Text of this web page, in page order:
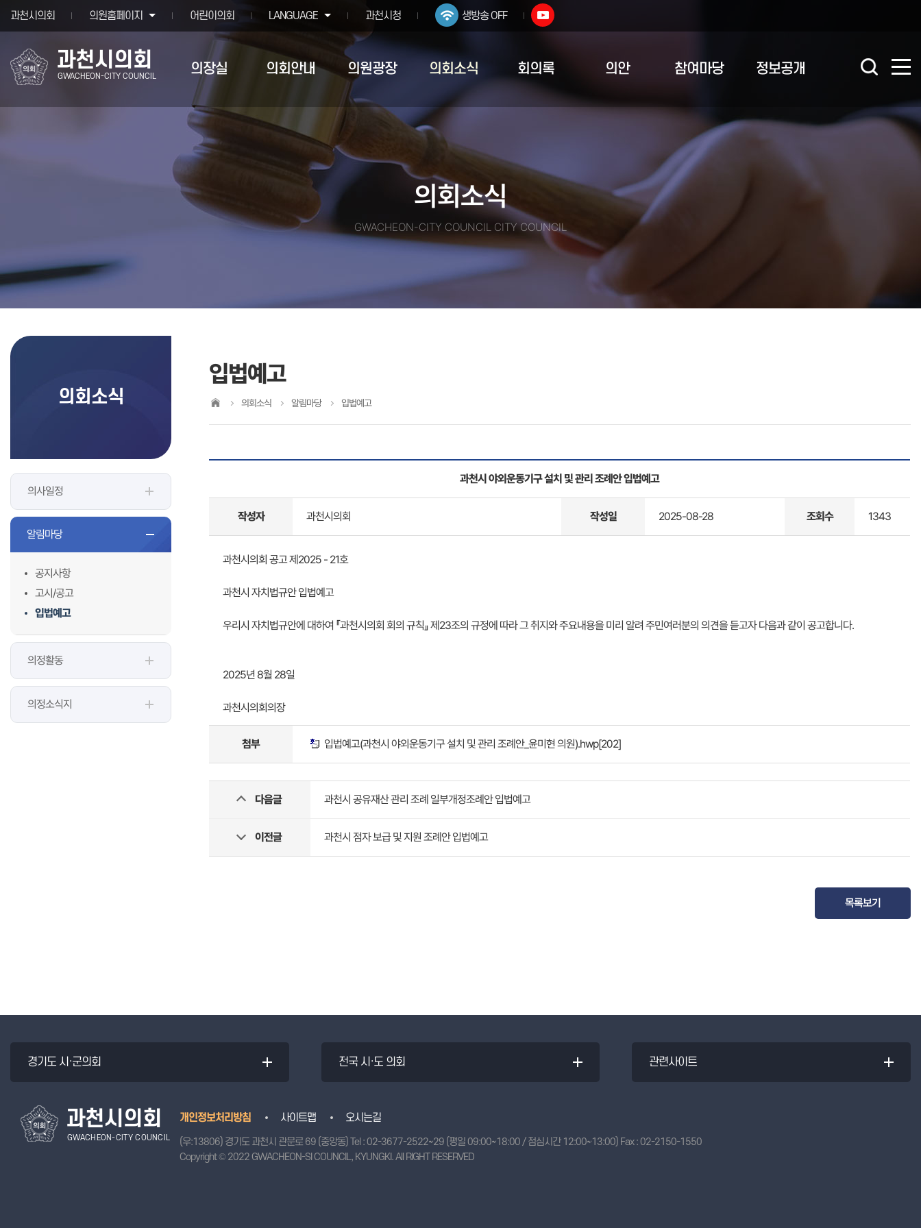
과천시의회 의원홈페이지 어린이의회 LANGUAGE 과천시청 생방송 OFF
과천시의회
GWACHEON-CITY COUNCIL 의장실 의회안내 의원광장 의회소식 회의록 의안 참여마당 정보공개
의회소식
GWACHEON-CITY COUNCIL CITY COUNCIL
의회소식
의사일정
알림마당
공지사항
고시/공고
입법예고
의정활동
의정소식지
입법예고
의회소식 알림마당 입법예고
과천시 야외운동기구 설치 및 관리 조례안 입법예고
작성자 과천시의회 작성일 2025-08-28 조회수 1343
과천시의회 공고 제2025 - 21호
과천시 자치법규안 입법예고
우리시 자치법규안에 대하여 『과천시의회 회의 규칙』 제23조의 규정에 따라 그 취지와 주요내용을 미리 알려 주민여러분의 의견을 듣고자 다음과 같이 공고합니다.
2025년 8월 28일
과천시의회의장
첨부 입법예고(과천시 야외운동기구 설치 및 관리 조례안_윤미현 의원).hwp[202]
다음글 과천시 공유재산 관리 조례 일부개정조례안 입법예고
이전글 과천시 점자 보급 및 지원 조례안 입법예고
목록보기
경기도 시·군의회 전국 시·도 의회 관련사이트
과천시의회
GWACHEON-CITY COUNCIL
개인정보처리방침 사이트맵 오시는길
(우:13806) 경기도 과천시 관문로 69 (중앙동)Tel :02-3677-2522~29 (평일 09:00~18:00 / 점심시간 12:00~13:00) Fax : 02-2150-1550
Copyright © 2022 GWACHEON-SI COUNCIL, KYUNGKI.All RIGHT RESERVED